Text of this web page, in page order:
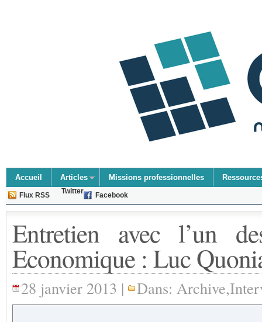
Accueil Articles Missions professionnelles
Flux RSS Twitter Facebook
Entretien avec l’un
Economique : Luc
28 janvier 2013 | Dans: Archive,